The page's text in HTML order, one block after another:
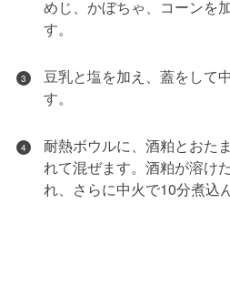
めじ、かぼちゃ、コーンを
す。
3
豆乳と塩を加え、蓋をして
す。
4
耐熱ボウルに、酒粕とおた
れて混ぜます。酒粕が溶け
れ、さらに中火で10分煮込